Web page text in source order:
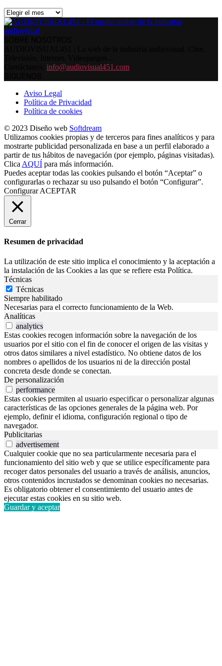
Archivos
info@audiovisual451.com
Aviso Legal
Política de Privacidad
Política de cookies
© 2023 Diseño web Softdream
Utilizamos cookies propias y de terceros para fines analíticos y para
mostrarte publicidad personalizada en base a un perfil elaborado a
partir de tus hábitos de navegación (por ejemplo, páginas visitadas).
Clica AQUÍ para más información.
Puedes aceptar todas las cookies pulsando el botón “Aceptar” o
configurarlas o rechazar su uso pulsando el botón “Configurar”.
Configurar ACEPTAR
Cerrar
Resumen de privacidad
La utilización de este sitio implica el conocimiento y la aceptación a
la instalación de las Cookies a las que se refiere esta Política.
Técnicas
Técnicas
Siempre habilitado
Necesarias para el correcto funcionamiento de la Web.
Analíticas
analytics
Estas cookies recogen información sobre la navegación de los
usuarios por el sitio con el fin de conocer el origen de las visitas y
otros datos similares a nivel estadístico. No obtiene datos de los
nombres o apellidos de los usuarios ni de la dirección postal
concreta desde donde se conectan.
De personalización
performance
Estas cookies permiten al usuario especificar o personalizar algunas
características de las opciones generales de la página web. Por
ejemplo, definir el idioma, configuración regional o tipo de
navegador.
Publicitarias
advertisement
Cualquier cookie que no sea particularmente necesaria para el
funcionamiento del sitio web y que se utilice específicamente para
recoger datos personales del usuario a través de análisis, anuncios,
otros contenidos incrustados se denominan cookies no necesarias.
Es obligatorio obtener el consentimiento del usuario antes de
ejecutar estas cookies en su sitio web.
Guardar y aceptar